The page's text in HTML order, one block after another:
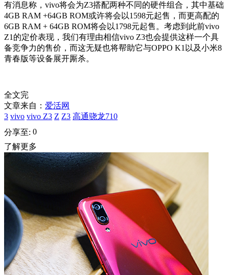
有消息称，vivo将会为Z3搭配两种不同的硬件组合，其中基础
4GB RAM +64GB ROM或许将会以1598元起售，而更高配的
6GB RAM + 64GB ROM将会以1798元起售。考虑到此前vivo
Z1的定价表现，我们有理由相信vivo Z3也会提供这样一个具
备竞争力的售价，而这无疑也将帮助它与OPPO K1以及小米8
青春版等设备展开厮杀。
全文完
文章来自： 爱活网
3 vivo vivo Z3 Z Z3 高通骁龙710
分享至: 0
了解更多